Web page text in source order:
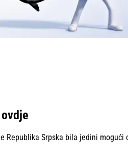
Republika Srpska bila jedini